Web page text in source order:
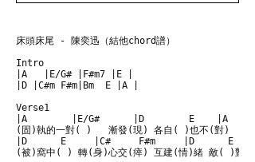
床頭床尾 - 陳奕迅（結他chord譜）
Intro
|A   |E/G# |F#m7 |E |
|D |C#m F#m|Bm  E |A |
Verse1
|A        |E/G#      |D        E    |A
(固)執的一對( )   漸發(現) 各自( )也不(對)
|D      E     |C#     F#m     |D      E
(被)窩中( ) 轉(身)心交(瘁) 互建(情)緒 敵( )對